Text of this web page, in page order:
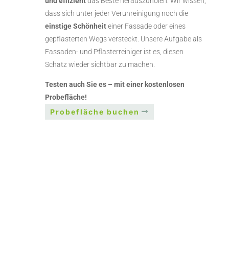
dass sich unter jeder Verunreinigung noch die
einstige Schönheiteiner Fassade oder eines
gepflasterten Wegs versteckt. Unsere Aufgabe als
Fassaden- und Pflasterreiniger ist es, diesen
Schatz wieder sichtbar zu machen.
Testen auch Sie es – mit einer kostenlosen
Probefläche!
Probefläche buchen